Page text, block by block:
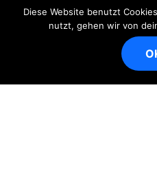
Ein
Diese Website benutzt
nutzt, gehen wir von